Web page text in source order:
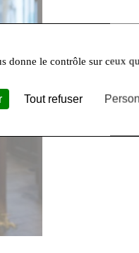
donne le contrôle sur ceux
Tout refuser